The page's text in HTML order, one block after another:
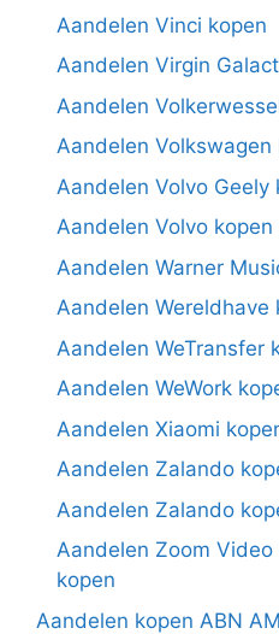
Aandelen Vinci kopen
Aandelen Virgin
Aandelen
Aandelen Volkswagen
Aandelen Volvo Geely
Aandelen Volvo kopen
Aandelen Warner
Aandelen Wereldhave
Aandelen WeTransfer
Aandelen WeWork
Aandelen Xiaomi
Aandelen Zalando
Aandelen Zalando
Aandelen Zoom
kopen
Aandelen kopen ABN